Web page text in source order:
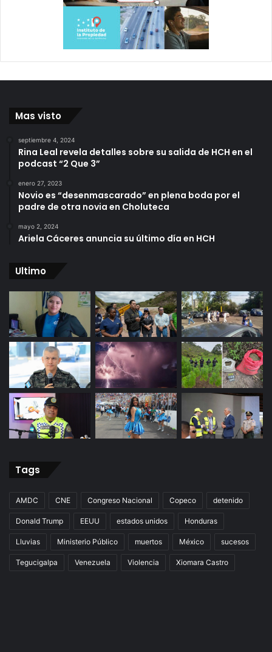
Mas visto
septiembre 4, 2024
Rina Leal revela detalles sobre su salida de HCH en el
podcast “2 Que 3”
enero 27, 2023
Novio es “desenmascarado” en plena boda por el
padre de otra novia en Choluteca
mayo 2, 2024
Ariela Cáceres anuncia su último día en HCH
Ultimo
Tags
AMDC CNE Congreso Nacional Copeco detenido
Donald Trump EEUU estados unidos Honduras
Lluvias Ministerio Público muertos México sucesos
Tegucigalpa Venezuela Violencia Xiomara Castro